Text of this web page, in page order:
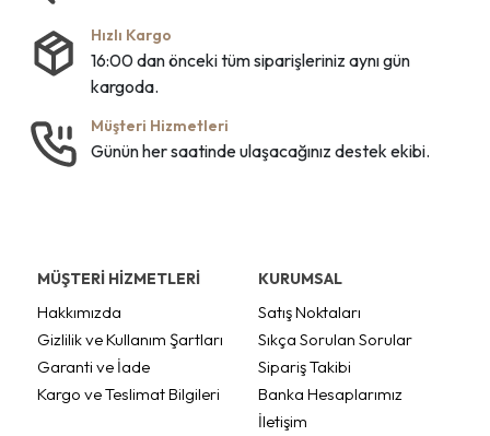
Hızlı Kargo
16:00 dan önceki tüm siparişleriniz aynı gün
kargoda.
Müşteri Hizmetleri
Günün her saatinde ulaşacağınız destek ekibi.
MÜŞTERİ HİZMETLERİ
Hakkımızda
Gizlilik ve Kullanım Şartları
Garanti ve İade
Kargo ve Teslimat Bilgileri
KURUMSAL
Satış Noktaları
Sıkça Sorulan Sorular
Sipariş Takibi
Banka Hesaplarımız
İletişim